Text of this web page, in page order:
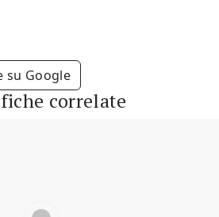
su Google
correlate